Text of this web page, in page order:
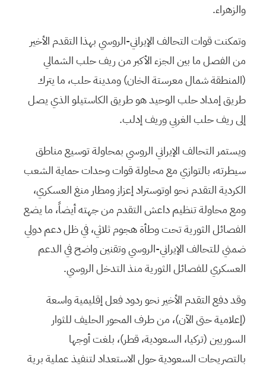
والزهراء.
وتمكنت قوات التحالف الإيراني-الروسي بهذا التقدم الأخير
من الفصل ما بين الجزء الأكبر من ريف حلب الشمالي
(المنطقة شمال معرستة الخان) ومدينة حلب، ما يترك
طريق إمداد حلب الوحيد هو طريق الكاستيلو الذي يصل
إلى ريف حلب الغربي وريف إدلب.
ويستمر التحالف الإيراني الروسي بمحاولة توسيع مناطق
سيطرته، بالتوازي مع محاولة قوات وحدات حماية الشعب
الكردية التقدم نحو اوتوستراد إعزاز ومطار منغ العسكري،
ومع محاولة تنظيم داعش التقدم من جهته أيضاً، ما يضع
الفصائل الثورية تحت وطأة هجوم ثلاثي، في ظل دعم دولي
ضمني للتحالف الإيراني-الروسي وتقنين واضح في الدعم
العسكري للفصائل الثورية منذ التدخل الروسي.
وقد دفع التقدم الأخير نحو ردود فعل إقليمية واسعة
(إعلامية حتى الآن)، من طرف المحور الحليف للثوار
السوريين (تركيا، السعودية، قطر)، بلغت أوجها
بالتصريحات السعودية حول الاستعداد لتنفيذ عملية برية